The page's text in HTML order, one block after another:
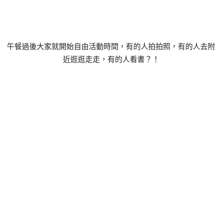
午餐過後大家就開始自由活動時間，有的人拍拍照，有的人去附
近逛逛走走，有的人看書？！